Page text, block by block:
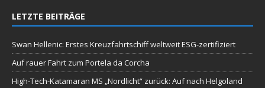
LETZTE BEITRÄGE
Swan Hellenic: Erstes Kreuzfahrtschiff weltweit ESG-zertifiziert
Auf rauer Fahrt zum Portela da Corcha
High-Tech-Katamaran MS „Nordlicht“ zurück: Auf nach Helgoland